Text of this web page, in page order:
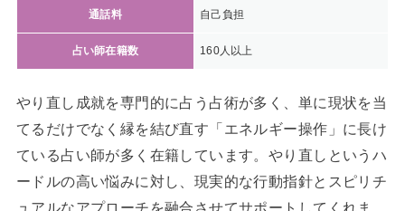
通話料 自己負担
占い師在籍数 160人以上
やり直し成就を専門的に占う占術が多く、単に現状を当
てるだけでなく縁を結び直す「エネルギー操作」に長け
ている占い師が多く在籍しています。やり直しというハ
ードルの高い悩みに対し、現実的な行動指針とスピリチ
ュアルなアプローチを融合させてサポートしてくれま